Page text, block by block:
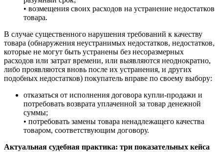
• возмещения своих расходов на устранение недостатков
товара.
В случае существенного нарушения требований к качеству
товара (обнаружения неустранимых недостатков, недостатков,
которые не могут быть устранены без несоразмерных
расходов или затрат времени, или выявляются неоднократно,
либо проявляются вновь после их устранения, и других
подобных недостатков) покупатель вправе по своему выбору:
отказаться от исполнения договора купли-продажи и
потребовать возврата уплаченной за товар денежной
суммы;
• потребовать замены товара ненадлежащего качества
товаром, соответствующим договору.
Актуальная судебная практика: три показательных кейса